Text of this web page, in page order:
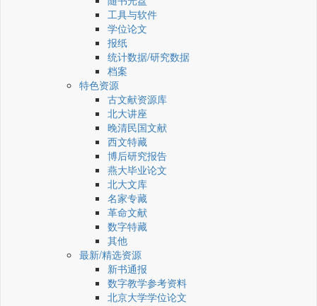
工具与软件
学位论文
报纸
统计数据/研究数据
档案
特色资源
古文献资源库
北大讲座
晚清民国文献
西文特藏
博后研究报告
燕大毕业论文
北大文库
名家专藏
革命文献
数字特藏
其他
最新/精选资源
新书通报
数字教学参考资料
北京大学学位论文